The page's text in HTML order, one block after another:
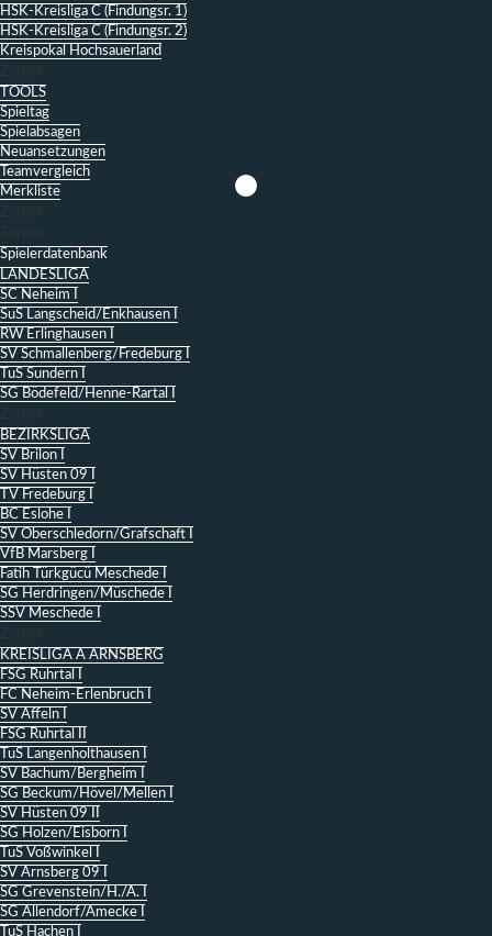
HSK-Kreisliga C (Findungsr. 1)
HSK-Kreisliga C (Findungsr. 2)
Kreispokal Hochsauerland
Zurück
TOOLS
Spieltag
Spielabsagen
Neuansetzungen
Teamvergleich
Merkliste
Zurück
Zurück
Spielerdatenbank
LANDESLIGA
SC Neheim I
SuS Langscheid/Enkhausen I
RW Erlinghausen I
SV Schmallenberg/Fredeburg I
TuS Sundern I
SG Bödefeld/Henne-Rartal I
Zurück
BEZIRKSLIGA
SV Brilon I
SV Hüsten 09 I
TV Fredeburg I
BC Eslohe I
SV Oberschledorn/Grafschaft I
VfB Marsberg I
Fatih Türkgücü Meschede I
SG Herdringen/Müschede I
SSV Meschede I
Zurück
KREISLIGA A ARNSBERG
FSG Ruhrtal I
FC Neheim-Erlenbruch I
SV Affeln I
FSG Ruhrtal II
TuS Langenholthausen I
SV Bachum/Bergheim I
SG Beckum/Hövel/Mellen I
SV Hüsten 09 II
SG Holzen/Eisborn I
TuS Voßwinkel I
SV Arnsberg 09 I
SG Grevenstein/H./A. I
SG Allendorf/Amecke I
TuS Hachen I